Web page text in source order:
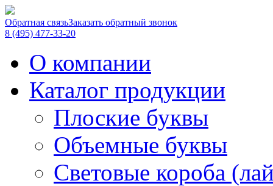
Обратная связьЗаказать обратный звонок
8 (495) 477-33-20
О компании
Каталог продукции
Плоские буквы
Объемные буквы
Световые короба